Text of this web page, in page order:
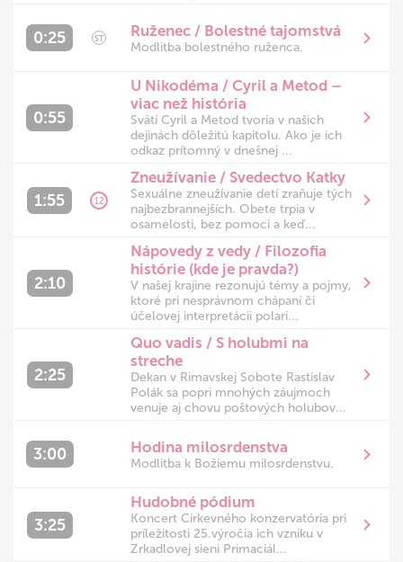
0:25 ST Ruženec / Bolestné tajomstvá
Modlitba bolestného ruženca.
0:55
U Nikodéma / Cyril a Metod –
viac než história
Svätí Cyril a Metod tvoria v našich
dejinách dôležitú kapitolu. Ako je ich
odkaz prítomný v dnešnej ...
1:55 12
Zneužívanie / Svedectvo Katky
Sexuálne zneužívanie detí zraňuje tých
najbezbrannejších. Obete trpia v
osamelosti, bez pomoci a keď...
2:10
Nápovedy z vedy / Filozofia
histórie (kde je pravda?)
V našej krajine rezonujú témy a pojmy,
ktoré pri nesprávnom chápaní či
účelovej interpretácii polari...
2:25
Quo vadis / S holubmi na
streche
Dekan v Rimavskej Sobote Rastislav
Polák sa popri mnohých záujmoch
venuje aj chovu poštových holubov...
3:00 Hodina milosrdenstva
Modlitba k Božiemu milosrdenstvu.
3:25
Hudobné pódium
Koncert Cirkevného konzervatória pri
príležitosti 25.výročia ich vzniku v
Zrkadlovej sieni Primaciál...